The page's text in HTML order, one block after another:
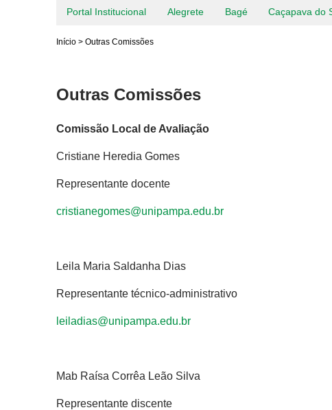
Portal Institucional Alegrete Bagé Caçapava do
Início > Outras Comissões
Outras Comissões
Comissão Local de Avaliação
Cristiane Heredia Gomes
Representante docente
cristianegomes@unipampa.edu.br
Leila Maria Saldanha Dias
Representante técnico-administrativo
leiladias@unipampa.edu.br
Mab Raísa Corrêa Leão Silva
Representante discente